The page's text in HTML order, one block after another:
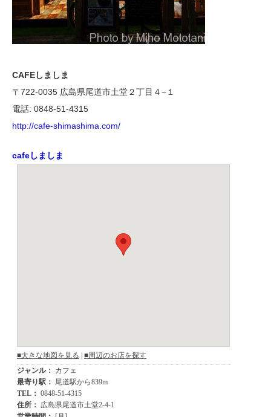
CAFEしましま
〒722-0035 広島県尾道市土堂２丁目４−１
電話: 0848-51-4315
http://cafe-shimashima.com/
cafeしましま